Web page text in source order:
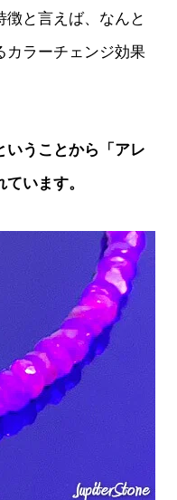
と言えば、なんと
カラーチェンジ効果
いうことから「アレ
います。